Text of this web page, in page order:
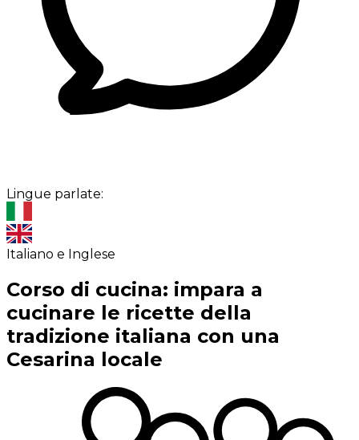
Lingue parlate:
Italiano e Inglese
Corso di cucina: impara a
cucinare le ricette della
tradizione italiana con una
Cesarina locale